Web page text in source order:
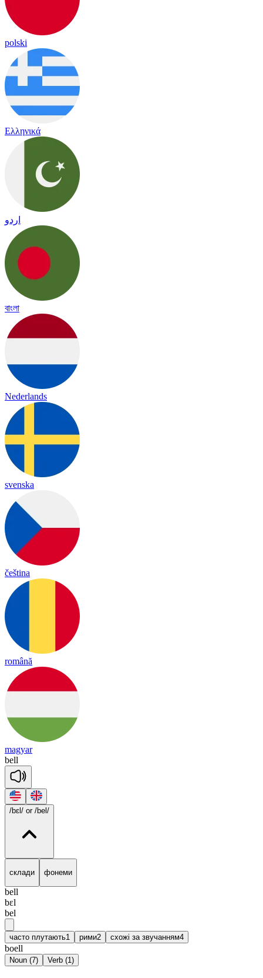
polski
Ελληνικά
اردو
বাংলা
Nederlands
svenska
čeština
română
magyar
bell
/bɛl/ or /bel/
склади фонеми
bell
bɛl
bel
часто плутають1 рими2 схожі за звучанням4
boell
Noun (7) Verb (1)